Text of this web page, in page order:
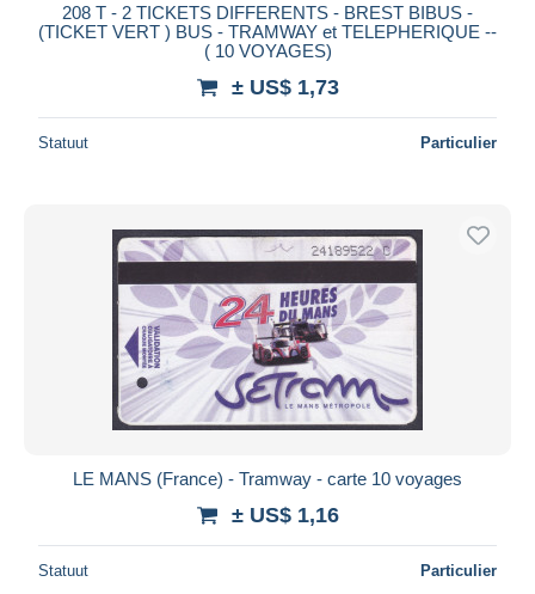
208 T - 2 TICKETS DIFFERENTS - BREST BIBUS -
(TICKET VERT ) BUS - TRAMWAY et TELEPHERIQUE --
( 10 VOYAGES)
± US$ 1,73
Statuut Particulier
LE MANS (France) - Tramway - carte 10 voyages
± US$ 1,16
Statuut Particulier